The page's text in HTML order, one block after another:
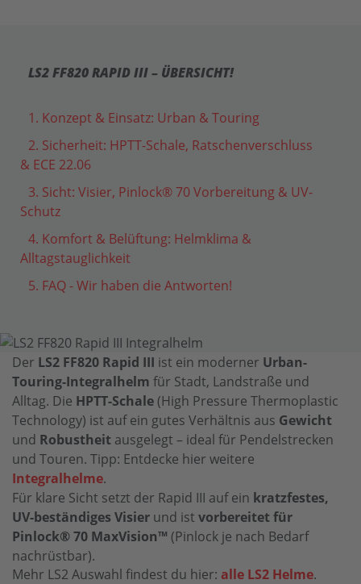
LS2 FF820 RAPID III – ÜBERSICHT!
1. Konzept & Einsatz: Urban & Touring
2. Sicherheit: HPTT-Schale, Ratschenverschluss
& ECE 22.06
3. Sicht: Visier, Pinlock® 70 Vorbereitung & UV-
Schutz
4. Komfort & Belüftung: Helmklima &
Alltagstauglichkeit
5. FAQ - Wir haben die Antworten!
Der LS2 FF820 Rapid III ist ein moderner Urban-
Touring-Integralhelm für Stadt, Landstraße und
Alltag. Die HPTT-Schale (High Pressure Thermoplastic
Technology) ist auf ein gutes Verhältnis aus Gewicht
und Robustheit ausgelegt – ideal für Pendelstrecken
und Touren. Tipp: Entdecke hier weitere
Integralhelme.
Für klare Sicht setzt der Rapid III auf ein kratzfestes,
UV-beständiges Visier und ist vorbereitet für
Pinlock® 70 MaxVision™ (Pinlock je nach Bedarf
nachrüstbar).
Mehr LS2 Auswahl findest du hier: alle LS2 Helme.